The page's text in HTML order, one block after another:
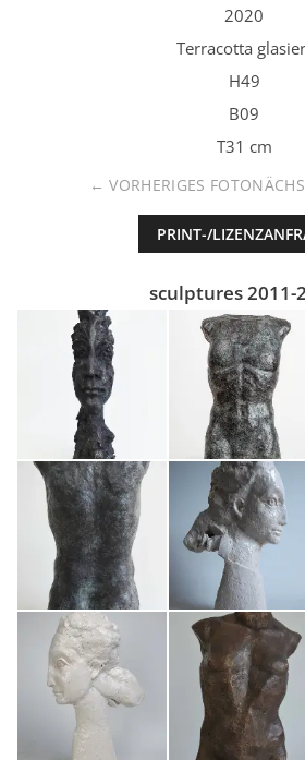
2020
Terracotta
H49
B09
T31 cm
PRINT-/
VORHERIGES FOTO
sculptures 2011-